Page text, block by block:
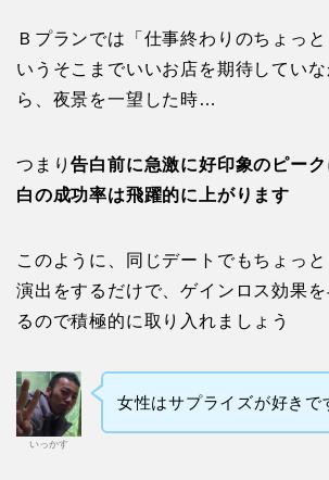
Ｂプランでは「仕事終わりのちょっ
いうそこまでいいお店を期待してい
ら、夜景を一望した時…
つまり告白前に急激に好印象のピー
白の成功率は飛躍的に上がります
このように、同じデートでもちょっ
演出をするだけで、ゲインロス効果
るので積極的に取り入れましょう
いっかす
女性はサプライズが好きで